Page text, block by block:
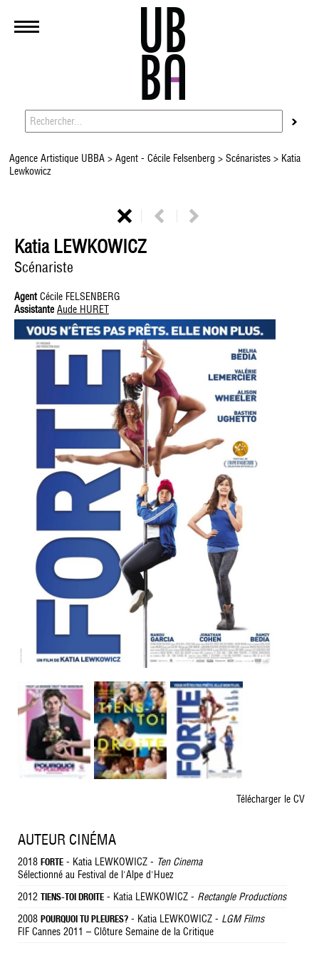
Agence Artistique UBBA>Agent - Cécile Felsenberg > Scénaristes> Katia
Lewkowicz
Katia LEWKOWICZ
Scénariste
AgentCécile FELSENBERG
Assistante Aude HURET
Télécharger le CV
AUTEUR CINÉMA
2018 FORTE - Katia LEWKOWICZ - Ten Cinema
Sélectionné au Festival de l'Alpe d'Huez
2012 TIENS-TOI DROITE - Katia LEWKOWICZ - Rectangle Productions
2008 POURQUOI TU PLEURES? - Katia LEWKOWICZ - LGM Films
FIF Cannes 2011 – Clôture Semaine de la Critique